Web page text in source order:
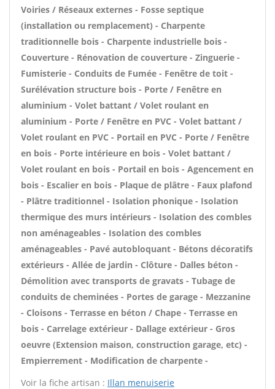
Voiries / Réseaux externes - Fosse septique
(installation ou remplacement) - Charpente
traditionnelle bois - Charpente industrielle bois -
Couverture - Rénovation de couverture - Zinguerie -
Fumisterie - Conduits de Fumée - Fenêtre de toit -
Surélévation structure bois - Porte / Fenêtre en
aluminium - Volet battant / Volet roulant en
aluminium - Porte / Fenêtre en PVC - Volet battant /
Volet roulant en PVC - Portail en PVC - Porte / Fenêtre
en bois - Porte intérieure en bois - Volet battant /
Volet roulant en bois - Portail en bois - Agencement en
bois - Escalier en bois - Plaque de plâtre - Faux plafond
- Plâtre traditionnel - Isolation phonique - Isolation
thermique des murs intérieurs - Isolation des combles
non aménageables - Isolation des combles
aménageables - Pavé autobloquant - Bétons décoratifs
extérieurs - Allée de jardin - Clôture - Dalles béton -
Démolition avec transports de gravats - Tubage de
conduits de cheminées - Portes de garage - Mezzanine
- Cloisons - Terrasse en béton / Chape - Terrasse en
bois - Carrelage extérieur - Dallage extérieur - Gros
oeuvre (Extension maison, construction garage, etc) -
Empierrement - Modification de charpente -
Voir la fiche artisan : Illan menuiserie